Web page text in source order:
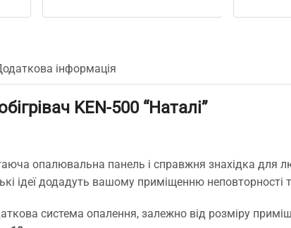
інформація
KEN-500 “Наталі”
опалювальна панель і справжня знахідка для
ідеї додадуть вашому приміщенню неповторності
система опалення, залежно від розміру